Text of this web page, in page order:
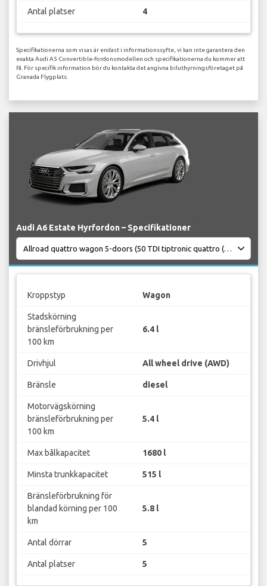
Antal platser 4
Specifikationerna som visas är endast i informationssyfte, vi kan inte garantera den
exakta Audi A5 Convertible-fordonsmodellen och specifikationerna du kommer att
få. För specifik information bör du kontakta det angivna biluthyrningsföretaget på
Granada Flygplats.
Audi A6 Estate Hyrfordon – Specifikationer
Kroppstyp Wagon
Stadskörning
bränsleförbrukning per
100 km
6.4 l
Drivhjul All wheel drive (AWD)
Bränsle diesel
Motorvägskörning
bränsleförbrukning per
100 km
5.4 l
Max bålkapacitet 1680 l
Minsta trunkkapacitet 515 l
Bränsleförbrukning för
blandad körning per 100
km
5.8 l
Antal dörrar 5
Antal platser 5